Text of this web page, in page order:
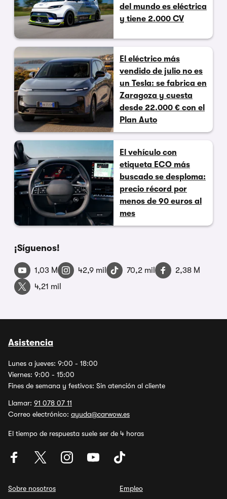
del mundo es eléctrica
y tiene 2.000 CV
El eléctrico más
vendido de julio no es
un Tesla: se fabrica en
Zaragoza y cuesta
desde 22.000 € con el
Plan Auto
El vehículo con
etiqueta ECO más
buscado se desploma:
precio récord por
menos de 90 euros al
mes
¡Síguenos!
1,03 M 42,9 mil 70,2 mil
2,38 M
4,21 mil
Asistencia
Lunes a jueves: 9:00 - 18:00
Viernes: 9:00 - 15:00
Fines de semana y festivos: Sin atención al cliente
Llamar: 91 078 07 11
Correo electrónico: ayuda@carwow.es
El tiempo de respuesta suele ser de 4 horas
Sobre nosotros
Empleo